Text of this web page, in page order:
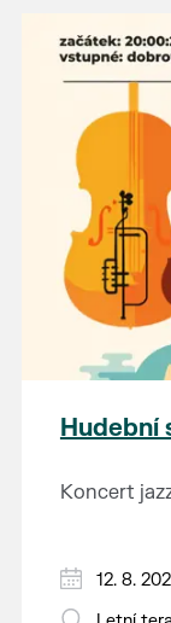
Hudební
Koncert
12. 8.